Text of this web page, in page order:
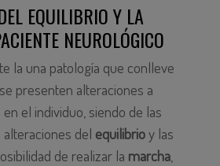
EQUILIBRIO Y LA
NEUROLÓGICO
la una patología que conlleve
presenten alteraciones a
el individuo, siendo de las
del equilibrioy las
de realizar la marcha,